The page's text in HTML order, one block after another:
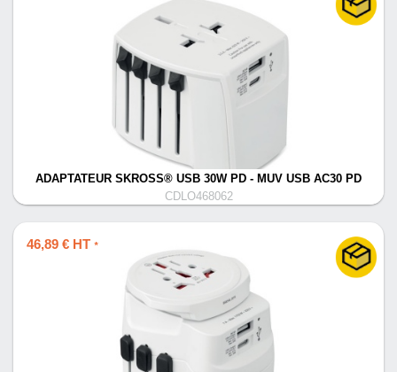
ADAPTATEUR SKROSS® USB 30W PD - MUV USB AC30 PD
CDLO468062
46,89 € HT *